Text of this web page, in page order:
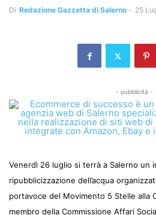
Di Redazione Gazzetta di Salerno - 25
- pubblicità -
Venerdì 26 luglio si terrà a Salerno un
ripubblicizzazione dell’acqua
portavoce del Movimento 5 Stelle alla
membro della Commissione Affari